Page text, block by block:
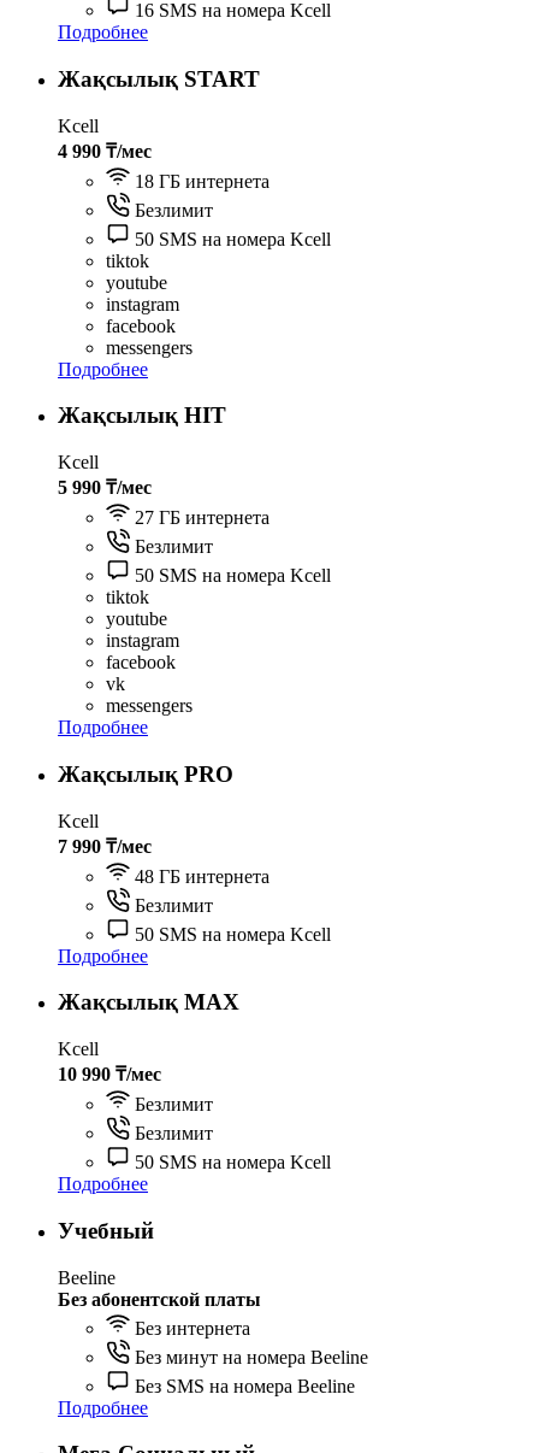
16 SMS на номера Kcell
Подробнее
Жақсылық START
Kcell
4 990 ₸/мес
18 ГБ интернета
Безлимит
50 SMS на номера Kcell
tiktok
youtube
instagram
facebook
messengers
Подробнее
Жақсылық HIT
Kcell
5 990 ₸/мес
27 ГБ интернета
Безлимит
50 SMS на номера Kcell
tiktok
youtube
instagram
facebook
vk
messengers
Подробнее
Жақсылық PRO
Kcell
7 990 ₸/мес
48 ГБ интернета
Безлимит
50 SMS на номера Kcell
Подробнее
Жақсылық MAX
Kcell
10 990 ₸/мес
Безлимит
Безлимит
50 SMS на номера Kcell
Подробнее
Учебный
Beeline
Без абонентской платы
Без интернета
Без минут на номера Beeline
Без SMS на номера Beeline
Подробнее